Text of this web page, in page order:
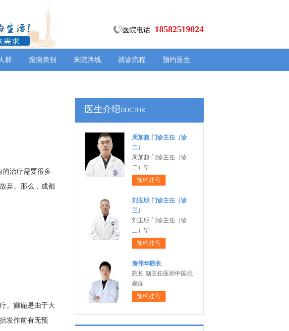
医院电话: 18582519024
群 癫痫类别 来院路线 就诊流程 预约医生
的治疗需要很多
弃。那么，成都
。癫痫是由于大
发作前有无预
医生介绍DOCTOR
周加超 门诊主任（诊
二）
周加超 门诊主任（诊
二）毕
预约挂号
刘玉明 门诊主任（诊
三）
刘玉明 门诊主任（诊
三）毕
预约挂号
詹伟华院长
院长 副主任医师中国抗
癫痫
预约挂号